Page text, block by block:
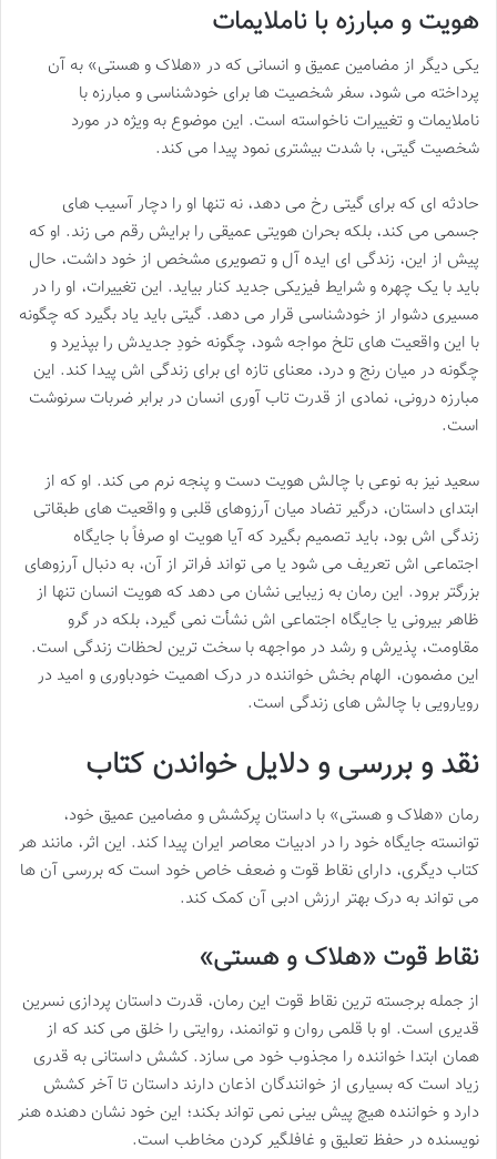
هویت و مبارزه با ناملایمات
یکی دیگر از مضامین عمیق و انسانی که در «هلاک و هستی» به آن
پرداخته می شود، سفر شخصیت ها برای خودشناسی و مبارزه با
ناملایمات و تغییرات ناخواسته است. این موضوع به ویژه در مورد
شخصیت گیتی، با شدت بیشتری نمود پیدا می کند.
حادثه ای که برای گیتی رخ می دهد، نه تنها او را دچار آسیب های
جسمی می کند، بلکه بحران هویتی عمیقی را برایش رقم می زند. او که
پیش از این، زندگی ای ایده آل و تصویری مشخص از خود داشت، حال
باید با یک چهره و شرایط فیزیکی جدید کنار بیاید. این تغییرات، او را در
مسیری دشوار از خودشناسی قرار می دهد. گیتی باید یاد بگیرد که چگونه
با این واقعیت های تلخ مواجه شود، چگونه خودِ جدیدش را بپذیرد و
چگونه در میان رنج و درد، معنای تازه ای برای زندگی اش پیدا کند. این
مبارزه درونی، نمادی از قدرت تاب آوری انسان در برابر ضربات سرنوشت
است.
سعید نیز به نوعی با چالش هویت دست و پنجه نرم می کند. او که از
ابتدای داستان، درگیر تضاد میان آرزوهای قلبی و واقعیت های طبقاتی
زندگی اش بود، باید تصمیم بگیرد که آیا هویت او صرفاً با جایگاه
اجتماعی اش تعریف می شود یا می تواند فراتر از آن، به دنبال آرزوهای
بزرگتر برود. این رمان به زیبایی نشان می دهد که هویت انسان تنها از
ظاهر بیرونی یا جایگاه اجتماعی اش نشأت نمی گیرد، بلکه در گرو
مقاومت، پذیرش و رشد در مواجهه با سخت ترین لحظات زندگی است.
این مضمون، الهام بخش خواننده در درک اهمیت خودباوری و امید در
رویارویی با چالش های زندگی است.
نقد و بررسی و دلایل خواندن کتاب
رمان «هلاک و هستی» با داستان پرکشش و مضامین عمیق خود،
توانسته جایگاه خود را در ادبیات معاصر ایران پیدا کند. این اثر، مانند هر
کتاب دیگری، دارای نقاط قوت و ضعف خاص خود است که بررسی آن ها
می تواند به درک بهتر ارزش ادبی آن کمک کند.
نقاط قوت «هلاک و هستی»
از جمله برجسته ترین نقاط قوت این رمان، قدرت داستان پردازی نسرین
قدیری است. او با قلمی روان و توانمند، روایتی را خلق می کند که از
همان ابتدا خواننده را مجذوب خود می سازد. کشش داستانی به قدری
زیاد است که بسیاری از خوانندگان اذعان دارند داستان تا آخر کشش
دارد و خواننده هیچ پیش بینی نمی تواند بکند؛ این خود نشان دهنده هنر
نویسنده در حفظ تعلیق و غافلگیر کردن مخاطب است.